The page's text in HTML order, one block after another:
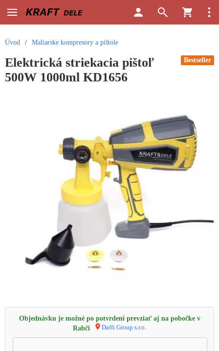
Úvod / Maliarske kompresory a pištole
Bestseller
Elektrická striekacia pištoľ
500W 1000ml KD1656
Objednávku je možné po potvrdení prevziať aj na pobočke v
Rabči
Daffi Group s.r.o.